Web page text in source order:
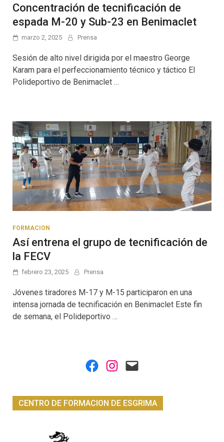
Concentración de tecnificación de
espada M-20 y Sub-23 en Benimaclet
marzo 2, 2025 Prensa
Sesión de alto nivel dirigida por el maestro George
Karam para el perfeccionamiento técnico y táctico El
Polideportivo de Benimaclet …
FORMACION
Así entrena el grupo de tecnificación de
la FECV
febrero 23, 2025 Prensa
Jóvenes tiradores M-17 y M-15 participaron en una
intensa jornada de tecnificación en Benimaclet Este fin
de semana, el Polideportivo …
Facebook
Instagram
Mail
CENTRO DE FORMACION DE ESGRIMA